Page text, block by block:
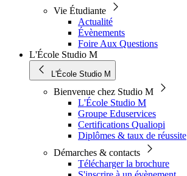
Vie Étudiante
Actualité
Évènements
Foire Aux Questions
L'École Studio M
L'École Studio M
Bienvenue chez Studio M
L'École Studio M
Groupe Eduservices
Certifications Qualiopi
Diplômes & taux de réussite
Démarches & contacts
Télécharger la brochure